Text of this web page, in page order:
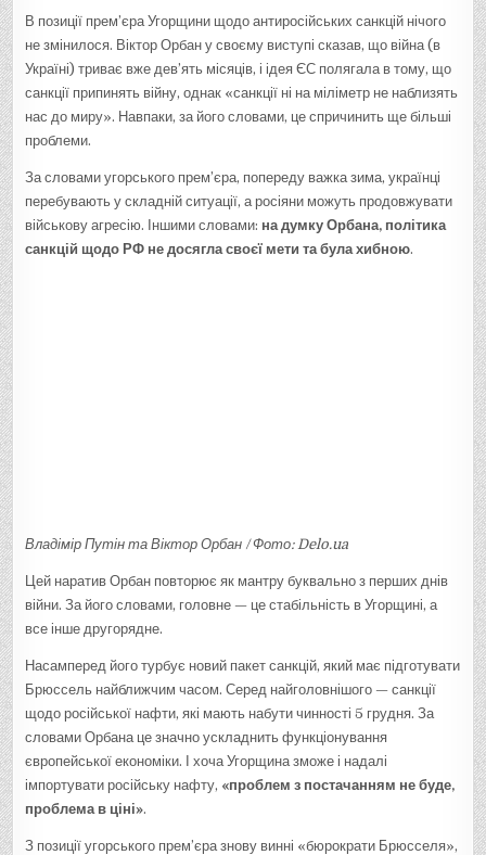
В позиції прем’єра Угорщини щодо антиросійських санкцій нічого
не змінилося. Віктор Орбан у своєму виступі сказав, що війна (в
Україні) триває вже дев’ять місяців, і ідея ЄС полягала в тому, що
санкції припинять війну, однак «санкції ні на міліметр не наблизять
нас до миру». Навпаки, за його словами, це спричинить ще більші
проблеми.
За словами угорського прем’єра, попереду важка зима, українці
перебувають у складній ситуації, а росіяни можуть продовжувати
військову агресію. Іншими словами: на думку Орбана, політика
санкцій щодо РФ не досягла своєї мети та була хибною.
Владімір Путін та Віктор Орбан / Фото: Delo.ua
Цей наратив Орбан повторює як мантру буквально з перших днів
війни. За його словами, головне — це стабільність в Угорщині, а
все інше другорядне.
Насамперед його турбує новий пакет санкцій, який має підготувати
Брюссель найближчим часом. Серед найголовнішого — санкції
щодо російської нафти, які мають набути чинності 5 грудня. За
словами Орбана це значно ускладнить функціонування
європейської економіки. І хоча Угорщина зможе і надалі
імпортувати російську нафту, «проблем з постачанням не буде,
проблема в ціні».
З позиції угорського прем’єра знову винні «бюрократи Брюсселя»,